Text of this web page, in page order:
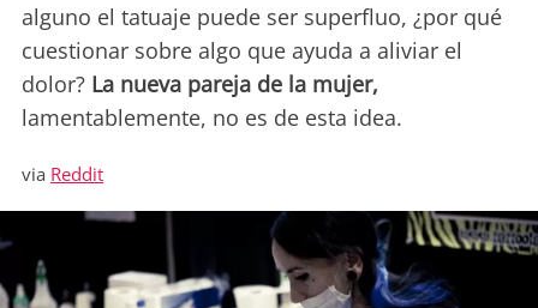
alguno el tatuaje puede ser superfluo, ¿por qué
cuestionar sobre algo que ayuda a aliviar el
dolor? La nueva pareja de la mujer,
lamentablemente, no es de esta idea.
via Reddit